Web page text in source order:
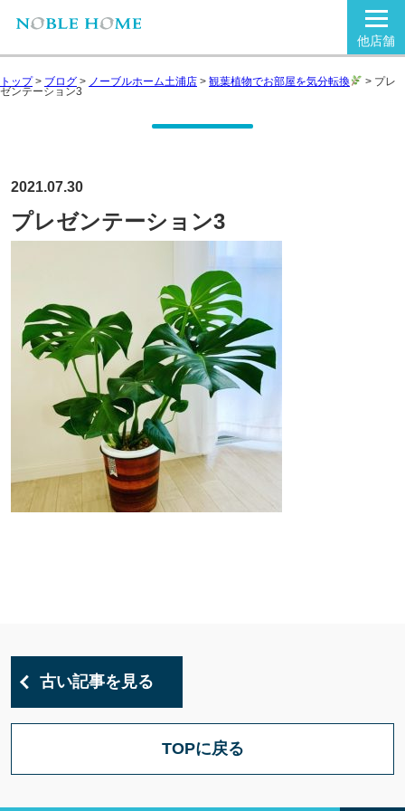
他店舗
トップ> ブログ > ノーブルホーム土浦店 > 観葉植物でお部屋を気分転換 > プレ
ゼンテーション3
2021.07.30
プレゼンテーション3
古い記事を見る
TOPに戻る